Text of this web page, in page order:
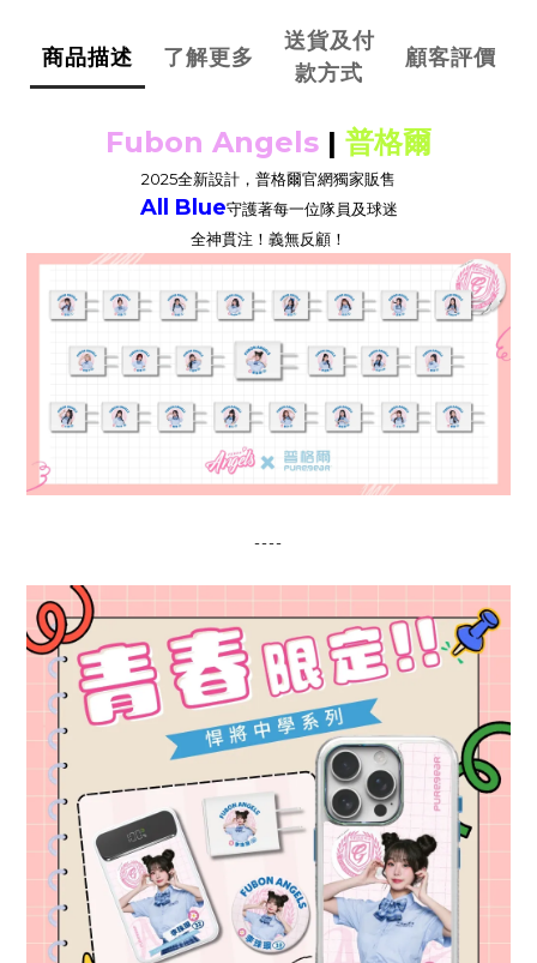
商品描述 了解更多
送貨及付
款方式
顧客評價
Fubon Angels | 普格爾
2025全新設計，普格爾官網獨家販售
All Blue守護著每一位隊員及球迷
全神貫注！義無反顧！
----